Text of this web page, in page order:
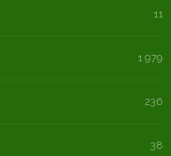
11
1 979
236
38